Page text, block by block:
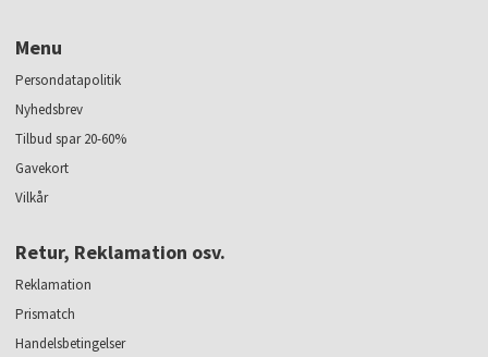
Menu
Persondatapolitik
Nyhedsbrev
Tilbud spar 20-60%
Gavekort
Vilkår
Retur, Reklamation osv.
Reklamation
Prismatch
Handelsbetingelser